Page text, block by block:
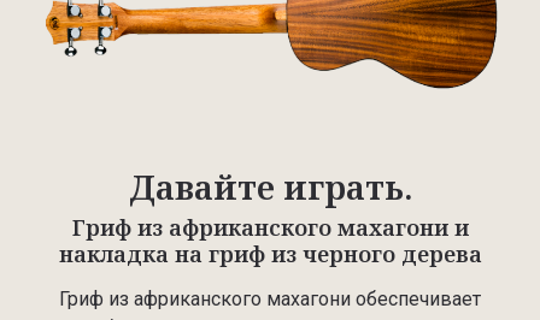
Давайте играть.
Гриф из африканского махагони и
накладка на гриф из черного дерева
Гриф из африканского махагони обеспечивает